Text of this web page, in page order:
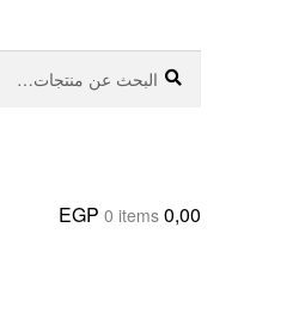
عن:
0,00
EGP 0 items